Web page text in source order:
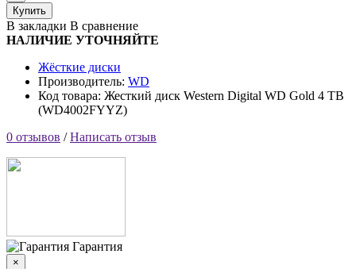
Купить
В закладки В сравнение
НАЛИЧИЕ УТОЧНЯЙТЕ
Жёсткие диски
Производитель: WD
Код товара: Жесткий диск Western Digital WD Gold 4 TB
(WD4002FYYZ)
0 отзывов /Написать отзыв
Гарантия
×